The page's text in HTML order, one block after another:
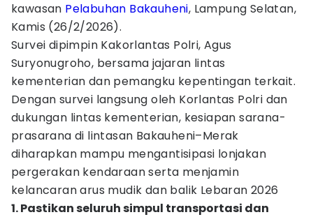
kawasan Pelabuhan Bakauheni, Lampung Selatan,
Kamis (26/2/2026).
Survei dipimpin Kakorlantas Polri, Agus
Suryonugroho, bersama jajaran lintas
kementerian dan pemangku kepentingan terkait.
Dengan survei langsung oleh Korlantas Polri dan
dukungan lintas kementerian, kesiapan sarana-
prasarana di lintasan Bakauheni–Merak
diharapkan mampu mengantisipasi lonjakan
pergerakan kendaraan serta menjamin
kelancaran arus mudik dan balik Lebaran 2026
1. Pastikan seluruh simpul transportasi dan